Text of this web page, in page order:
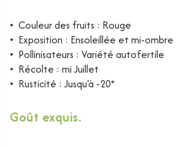
• Couleur des fruits : Rouge
• Exposition : Ensoleillée et mi-ombre
• Pollinisateurs : Variété autofertile
• Récolte : mi Juillet
• Rusticité : Jusqu'à -20°
Goût exquis.